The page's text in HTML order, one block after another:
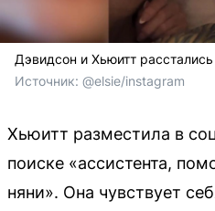
Дэвидсон и Хьюитт
Источник: @elsie/instagram
Хьюитт разместила в
поиске «ассистента,
няни». Она чувствует